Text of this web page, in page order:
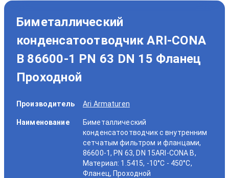
Биметаллический
конденсатоотводчик ARI-CONA
B 86600-1 PN 63 DN 15 Фланец
Проходной
Производитель Ari Armaturen
Наименование
Биметаллический
конденсатоотводчик с внутренним
сетчатым фильтром и фланцами,
86600-1, PN 63, DN 15ARI-CONA B,
Материал: 1.5415, -10°C - 450°C,
Фланец, Проходной